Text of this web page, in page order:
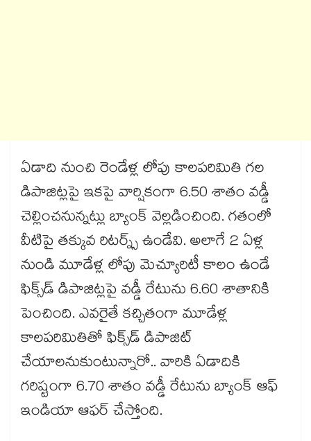
ఏడాది నుంచి రెండేళ్ల లోపు కాలపరిమితి గల
డిపాజిట్లపై ఇకపై వార్షికంగా 6.50 శాతం వడ్డీ
చెల్లించనున్నట్లు బ్యాంక్ వెల్లడించింది. గతంలో
వీటిపై తక్కువ రిటర్న్స్ ఉండేవి. అలాగే 2 ఏళ్ల
నుండి మూడేళ్ల లోపు మెచ్యూరిటీ కాలం ఉండే
ఫిక్స్‌డ్ డిపాజిట్లపై వడ్డీ రేటును 6.60 శాతానికి
పెంచింది. ఎవరైతే కచ్చితంగా మూడేళ్ల
కాలపరిమితితో ఫిక్స్‌డ్ డిపాజిట్
చేయాలనుకుంటున్నారో.. వారికి ఏడాదికి
గరిష్టంగా 6.70 శాతం వడ్డీ రేటును బ్యాంక్ ఆఫ్
ఇండియా ఆఫర్ చేస్తోంది.